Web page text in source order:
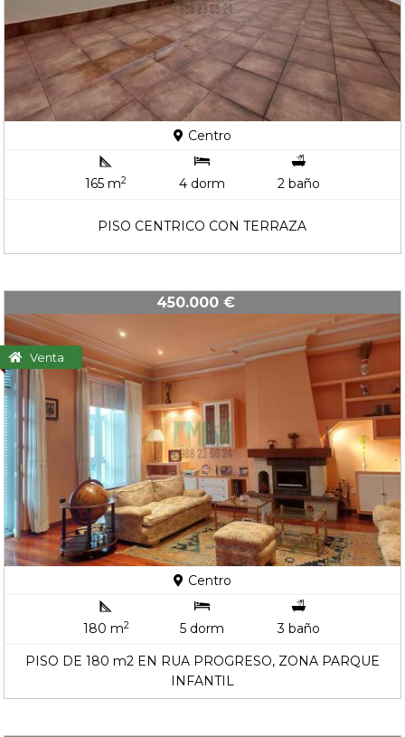
Centro
165 m2 4 dorm 2 baño
PISO CENTRICO CON TERRAZA
Venta
450.000 €
Centro
180 m2 5 dorm
3 baño
PISO DE 180 m2 EN RUA PROGRESO, ZONA PARQUE
INFANTIL